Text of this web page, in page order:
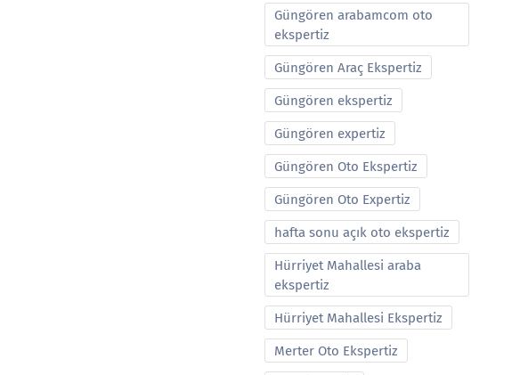
Güngören arabamcom oto
ekspertiz
Güngören Araç Ekspertiz
Güngören ekspertiz
Güngören expertiz
Güngören Oto Ekspertiz
Güngören Oto Expertiz
hafta sonu açık oto ekspertiz
Hürriyet Mahallesi araba
ekspertiz
Hürriyet Mahallesi Ekspertiz
Merter Oto Ekspertiz